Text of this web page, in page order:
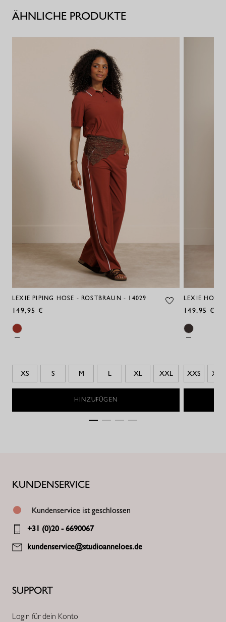
ÄHNLICHE PRODUKTE
LEXIE PIPING HOSE - ROSTBRAUN - 14029
149,95 €
XS S M L XL XXL
HINZUFÜGEN
LEXIE HOSE
149,95 €
XXS XS
SUPPORT
Login für dein Konto
KUNDENSERVICE
Kundenservice ist geschlossen
+31 (0)20 - 6690067
kundenservice@studioanneloes.de